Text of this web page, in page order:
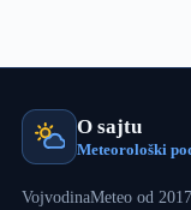
O sajtu
Meteorološki
VojvodinaMeteo od